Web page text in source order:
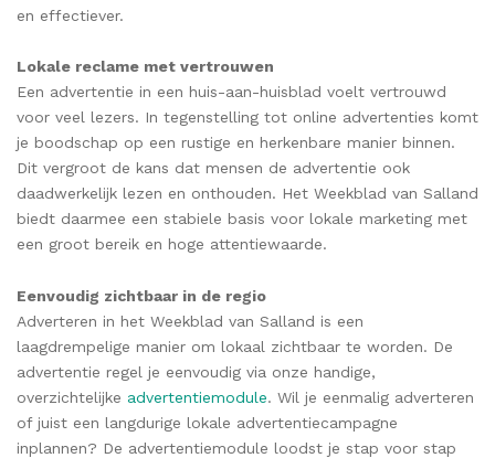
en effectiever.
Lokale reclame met vertrouwen
Een advertentie in een huis-aan-huisblad voelt vertrouwd
voor veel lezers. In tegenstelling tot online advertenties komt
je boodschap op een rustige en herkenbare manier binnen.
Dit vergroot de kans dat mensen de advertentie ook
daadwerkelijk lezen en onthouden. Het Weekblad van Salland
biedt daarmee een stabiele basis voor lokale marketing met
een groot bereik en hoge attentiewaarde.
Eenvoudig zichtbaar in de regio
Adverteren in het Weekblad van Salland is een
laagdrempelige manier om lokaal zichtbaar te worden. De
advertentie regel je eenvoudig via onze handige,
overzichtelijke advertentiemodule. Wil je eenmalig adverteren
of juist een langdurige lokale advertentiecampagne
inplannen? De advertentiemodule loodst je stap voor stap